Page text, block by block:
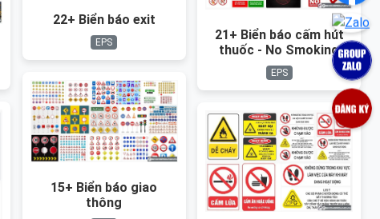
22+ Biển báo exit
EPS
21+ Biển báo cấm hút
thuốc - No Smoking
EPS
15+ Biển báo giao
thông